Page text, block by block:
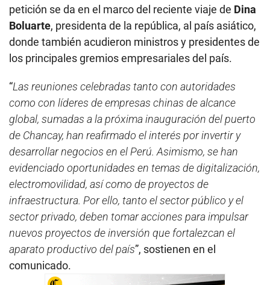
petición se da en el marco del reciente viaje de Dina
Boluarte, presidenta de la república, al país asiático,
donde también acudieron ministros y presidentes de
los principales gremios empresariales del país.
“Las reuniones celebradas tanto con autoridades
como con líderes de empresas chinas de alcance
global, sumadas a la próxima inauguración del puerto
de Chancay, han reafirmado el interés por invertir y
desarrollar negocios en el Perú. Asimismo, se han
evidenciado oportunidades en temas de digitalización,
electromovilidad, así como de proyectos de
infraestructura. Por ello, tanto el sector público y el
sector privado, deben tomar acciones para impulsar
nuevos proyectos de inversión que fortalezcan el
aparato productivo del país”, sostienen en el
comunicado.